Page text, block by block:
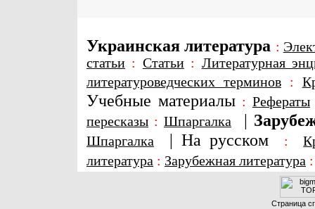
Украинская литература :
статьи : Статьи: Литературная
литературоведческих терминов:
Учебные материалы : Рефераты
пересказы : Шпаргалка |
Шпаргалка | На русском :
литература : Зарубежная литература
Страница